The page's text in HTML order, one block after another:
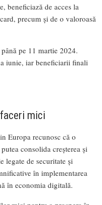
beneficiază de acces la
precum și de o valoroasă
pe 11 martie 2024.
iunie, iar beneficiarii finali
mici
Europa recunosc că o
consolida creșterea și
legate de securitate și
în implementarea
în economia digitală.